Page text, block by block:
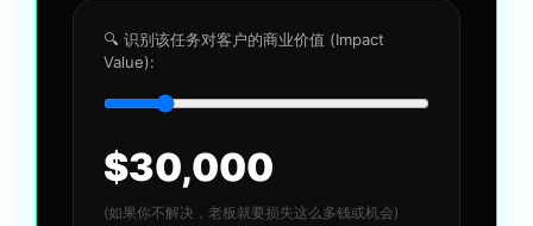
🔍 识别该任务对客户的商业价值 (Impact
Value):
$30,000
(如果你不解决，老板就要损失这么多钱或机会)